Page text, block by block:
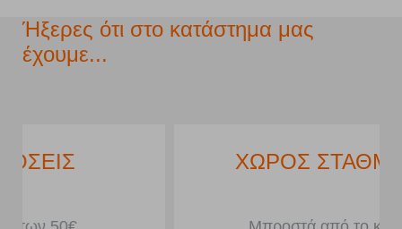
Ήξερες ότι στο κατάστημα μας
έχουμε...
ΧΩΡΟΣ ΣΤΑΘΜΕΥΣΗΣ